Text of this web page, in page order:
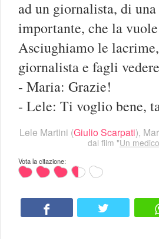
ad un giornalista, di
importante, che la
Asciughiamo le
giornalista e fagli
- Maria: Grazie!
- Lele: Ti voglio bene,
Lele Martini (Giulio Scarpati),
dal film "Un
Vota la citazione: